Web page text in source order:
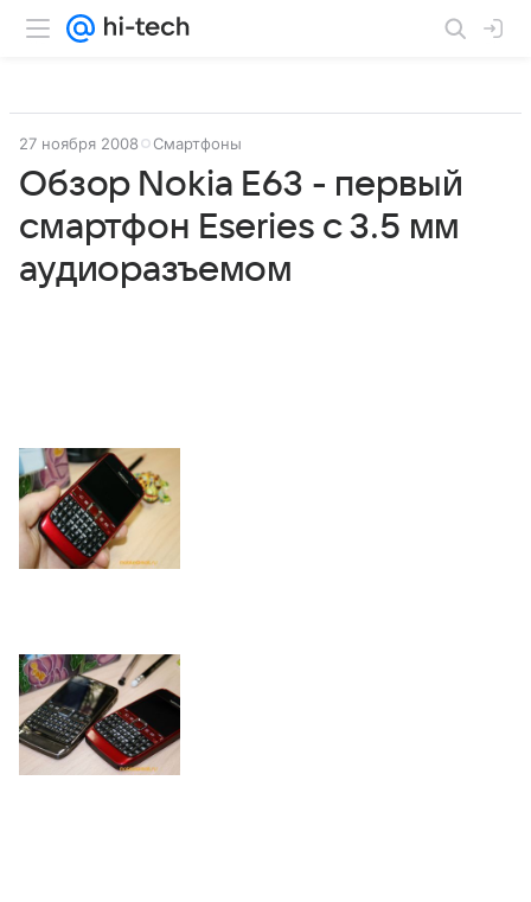
27 ноября 2008 Смартфоны
Обзор Nokia E63 - первый
смартфон Eseries с 3.5 мм
аудиоразъемом